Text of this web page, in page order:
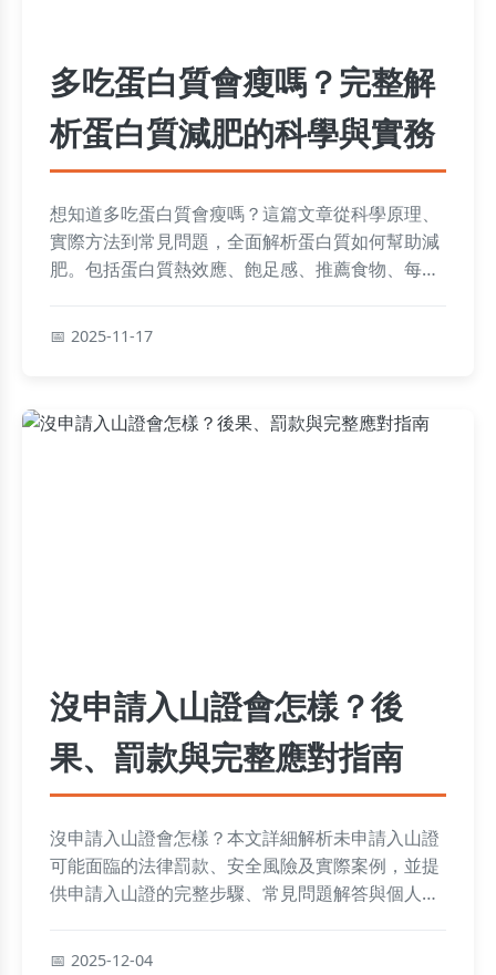
多吃蛋白質會瘦嗎？完整解
析蛋白質減肥的科學與實務
想知道多吃蛋白質會瘦嗎？這篇文章從科學原理、
實際方法到常見問題，全面解析蛋白質如何幫助減
肥。包括蛋白質熱效應、飽足感、推薦食物、每日
2025-11-17
沒申請入山證會怎樣？後
果、罰款與完整應對指南
沒申請入山證會怎樣？本文詳細解析未申請入山證
可能面臨的法律罰款、安全風險及實際案例，並提
供申請入山證的完整步驟、常見問題解答與個人經
2025-12-04